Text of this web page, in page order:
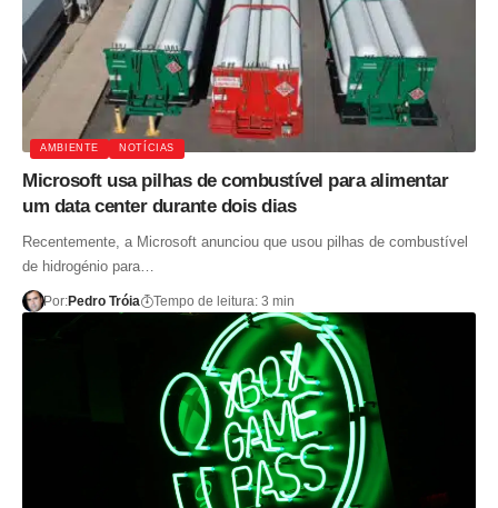
AMBIENTE NOTÍCIAS
Microsoft usa pilhas de combustível para alimentar
um data center durante dois dias
Recentemente, a Microsoft anunciou que usou pilhas de combustível
de hidrogénio para…
Por:Pedro Tróia Tempo de leitura: 3 min